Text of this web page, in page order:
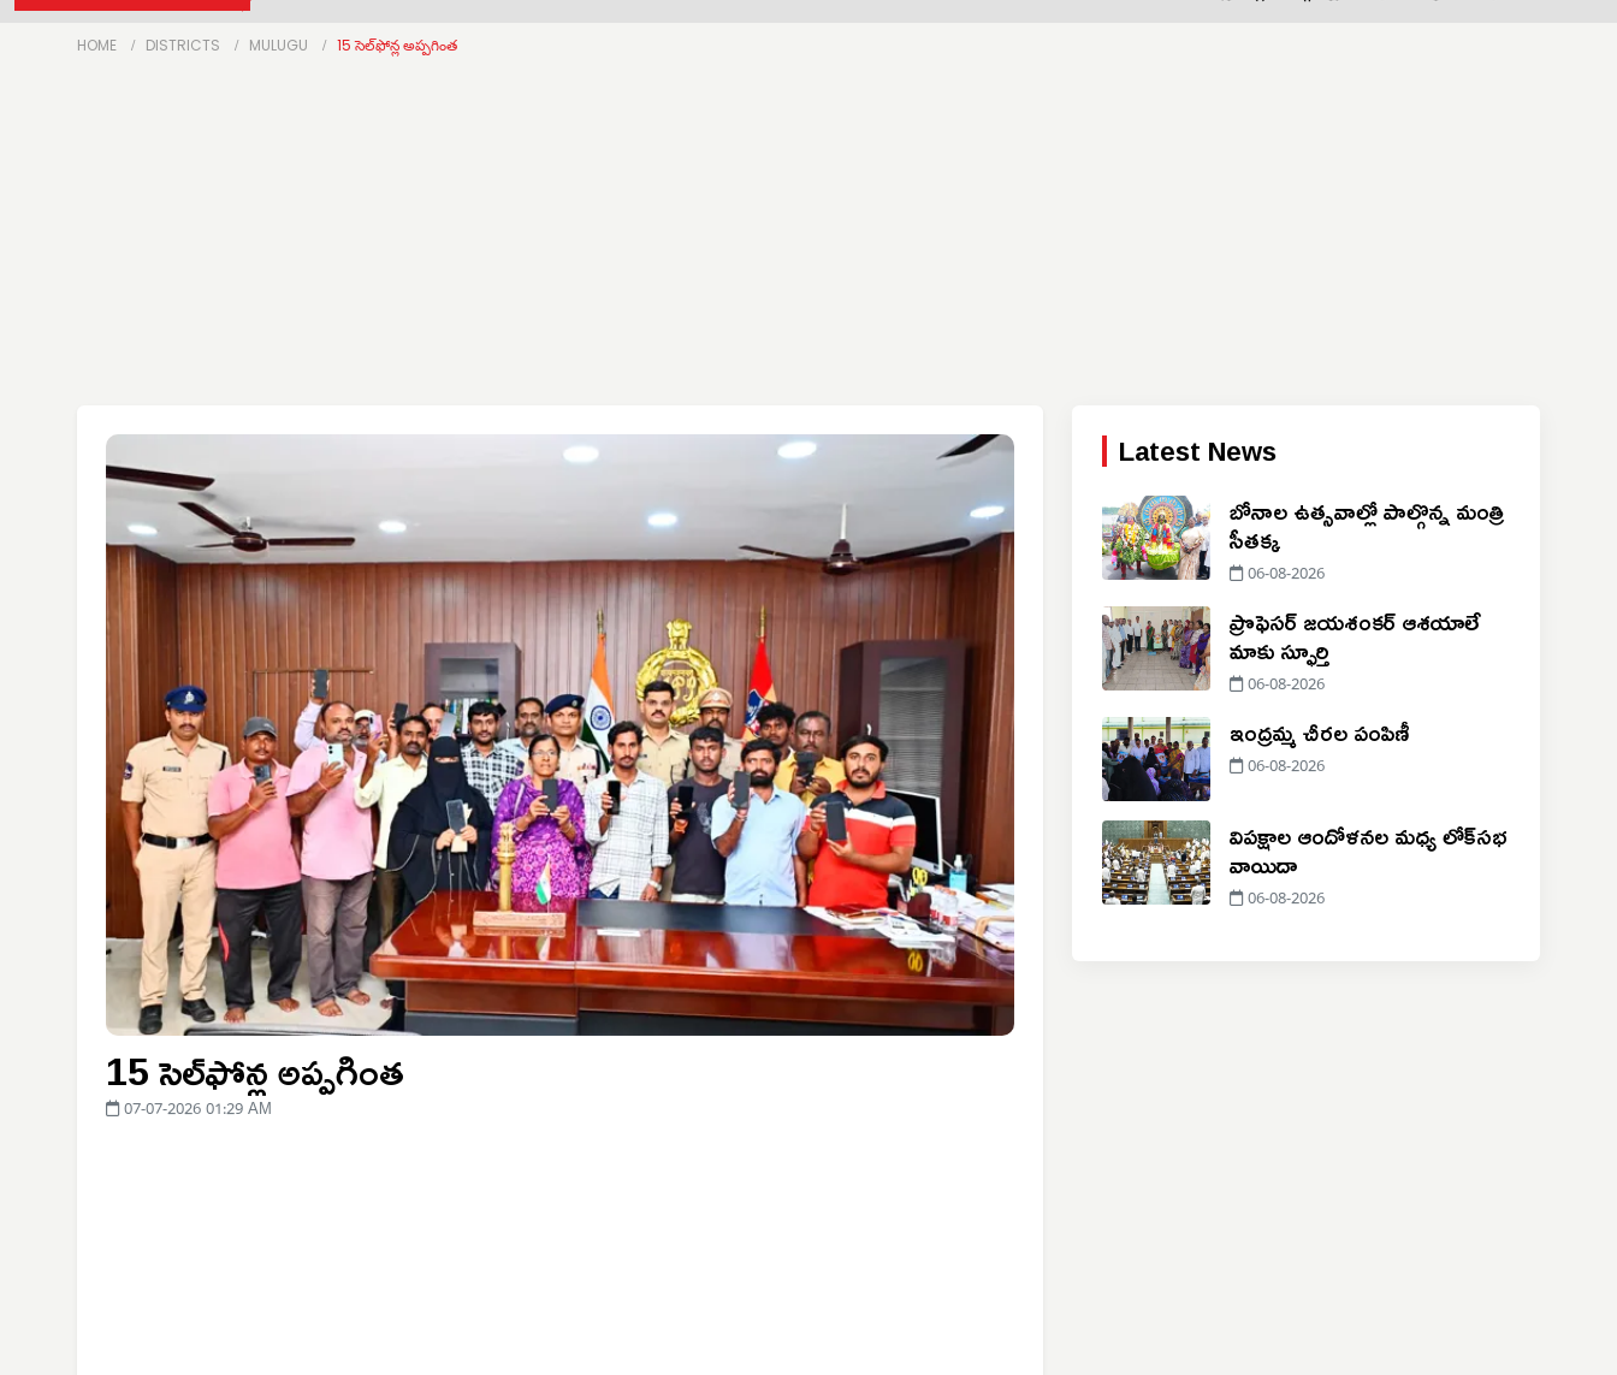
HOME DISTRICTS MULUGU 15 సెల్‌ఫోన్ల అప్పగింత
15 సెల్‌ఫోన్ల అప్పగింత
07-07-2026 01:29 AM
Latest News
బోనాల ఉత్సవాల్లో పాల్గొన్న మంత్రి
సీతక్క
06-08-2026
ప్రొఫెసర్ జయశంకర్ ఆశయాలే
మాకు స్ఫూర్తి
06-08-2026
ఇంద్రమ్మ చీరల పంపిణీ
06-08-2026
విపక్షాల ఆందోళనల మధ్య లోక్‌సభ
వాయిదా
06-08-2026